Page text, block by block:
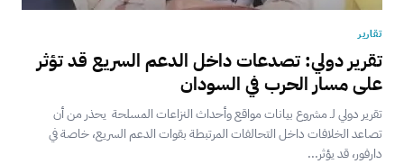
تقارير
تقرير دولي: تصدعات داخل الدعم السريع قد تؤثر
على مسار الحرب في السودان
تقرير دولي لـ مشروع بيانات مواقع وأحداث النزاعات المسلحة يحذر من أن
تصاعد الخلافات داخل التحالفات المرتبطة بقوات الدعم السريع، خاصة في
دارفور، قد يؤثر...